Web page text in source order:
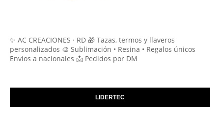
✨ AC CREACIONES · RD 🎁 Tazas, termos y llaveros
personalizados 🎨 Sublimación • Resina • Regalos únicos
Envíos a nacionales 📩 Pedidos por DM
LIDERTEC